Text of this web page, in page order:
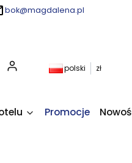
bok@magdalena.pl
Produkty w koszyku: 0.
polski zł
Promocje